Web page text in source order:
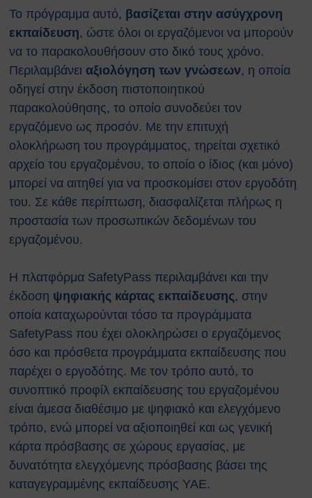
ΕΚΠΑΙΔΕΥΣΗ
Πρώτες Βοήθειες
Μαθήματα καρδιοαναπνευστικής
αναζωογόνησης (ΚΑΡΠΑ) και
κοιλιακής ώθησης (λαβή
Χάιμλιχ)
Σήμανση και Σύμβολα
Εργαστηριακή Ασφάλεια
Χημικοί Κίνδυνοι
Βιολογική Ασφάλεια
Ραδιολογική Ασφάλεια
Ασφάλεια στη χρήση εξοπλισμού
Εργονομία
Ασφαλείς μετακινήσεις
Ηλεκτρικοί κίνδυνοι
Πυρασφάλεια
Εργασίες σε ύψος
ΝΟΜΟΘΕΣΙΑ
Εθνική Νομοθεσία
Ευρωπαϊκοί Κανονισμοί
ΧΡΗΣΙΜΑ
Νέα & Ανακοινώσεις
Εκδηλώσεις
Άρθρα
Γενικές Οδηγίες Προστασίας (Πολιτική
Προστασία)
Γενικές Οδηγίες
Το πρόγραμμα αυτό, βασίζεται στην ασύγχρονη
εκπαίδευση, ώστε όλοι οι εργαζόμενοι να μπορούν
να το παρακολουθήσουν στο δικό τους χρόνο.
Περιλαμβάνει αξιολόγηση των γνώσεων, η οποία
οδηγεί στην έκδοση πιστοποιητικού
παρακολούθησης, το οποίο συνοδεύει τον
εργαζόμενο ως προσόν. Με την επιτυχή
ολοκλήρωση του προγράμματος, τηρείται σχετικό
αρχείο του εργαζομένου, το οποίο ο ίδιος (και μόνο)
μπορεί να αιτηθεί για να προσκομίσει στον εργοδότη
του. Σε κάθε περίπτωση, διασφαλίζεται πλήρως η
προστασία των προσωπικών δεδομένων του
εργαζομένου.
Η πλατφόρμα SafetyPass περιλαμβάνει και την
έκδοση ψηφιακής κάρτας εκπαίδευσης, στην
οποία καταχωρούνται τόσο τα προγράμματα
SafetyPass που έχει ολοκληρώσει ο εργαζόμενος
όσο και πρόσθετα προγράμματα εκπαίδευσης που
παρέχει ο εργοδότης. Με τον τρόπο αυτό, το
συνοπτικό προφίλ εκπαίδευσης του εργαζομένου
είναι άμεσα διαθέσιμο με ψηφιακό και ελεγχόμενο
τρόπο, ενώ μπορεί να αξιοποιηθεί και ως γενική
κάρτα πρόσβασης σε χώρους εργασίας, με
δυνατότητα ελεγχόμενης πρόσβασης βάσει της
καταγεγραμμένης εκπαίδευσης ΥΑΕ.